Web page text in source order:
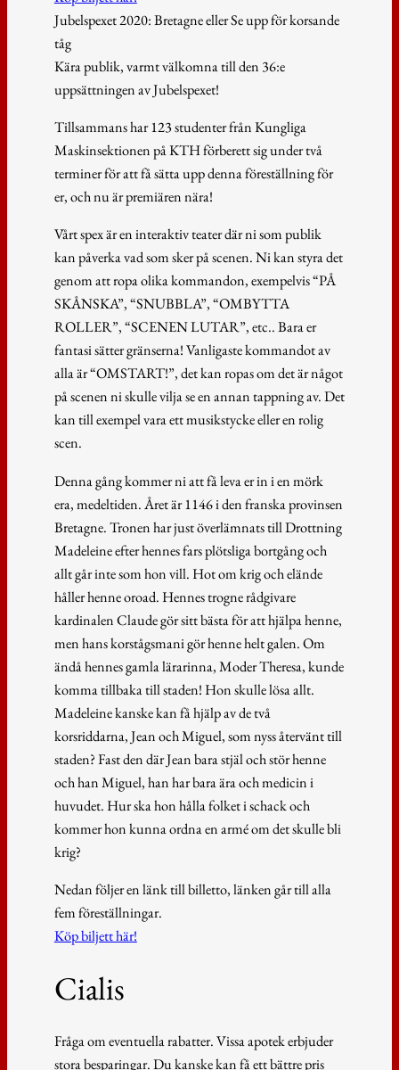
Jubelspexet 2020: Bretagne eller Se upp för korsande
tåg
Kära publik, varmt välkomna till den 36:e
uppsättningen av Jubelspexet!
Tillsammans har 123 studenter från Kungliga
Maskinsektionen på KTH förberett sig under två
terminer för att få sätta upp denna föreställning för
er, och nu är premiären nära!
Vårt spex är en interaktiv teater där ni som publik
kan påverka vad som sker på scenen. Ni kan styra det
genom att ropa olika kommandon, exempelvis “PÅ
SKÅNSKA”, “SNUBBLA”, “OMBYTTA
ROLLER”, “SCENEN LUTAR”, etc.. Bara er
fantasi sätter gränserna! Vanligaste kommandot av
alla är “OMSTART!”, det kan ropas om det är något
på scenen ni skulle vilja se en annan tappning av. Det
kan till exempel vara ett musikstycke eller en rolig
scen.
Denna gång kommer ni att få leva er in i en mörk
era, medeltiden. Året är 1146 i den franska provinsen
Bretagne. Tronen har just överlämnats till Drottning
Madeleine efter hennes fars plötsliga bortgång och
allt går inte som hon vill. Hot om krig och elände
håller henne oroad. Hennes trogne rådgivare
kardinalen Claude gör sitt bästa för att hjälpa henne,
men hans korstågsmani gör henne helt galen. Om
ändå hennes gamla lärarinna, Moder Theresa, kunde
komma tillbaka till staden! Hon skulle lösa allt.
Madeleine kanske kan få hjälp av de två
korsriddarna, Jean och Miguel, som nyss återvänt till
staden? Fast den där Jean bara stjäl och stör henne
och han Miguel, han har bara ära och medicin i
huvudet. Hur ska hon hålla folket i schack och
kommer hon kunna ordna en armé om det skulle bli
krig?
Nedan följer en länk till billetto, länken går till alla
fem föreställningar.
Köp biljett här!
Cialis
Fråga om eventuella rabatter. Vissa apotek erbjuder
stora besparingar. Du kanske kan få ett bättre pris